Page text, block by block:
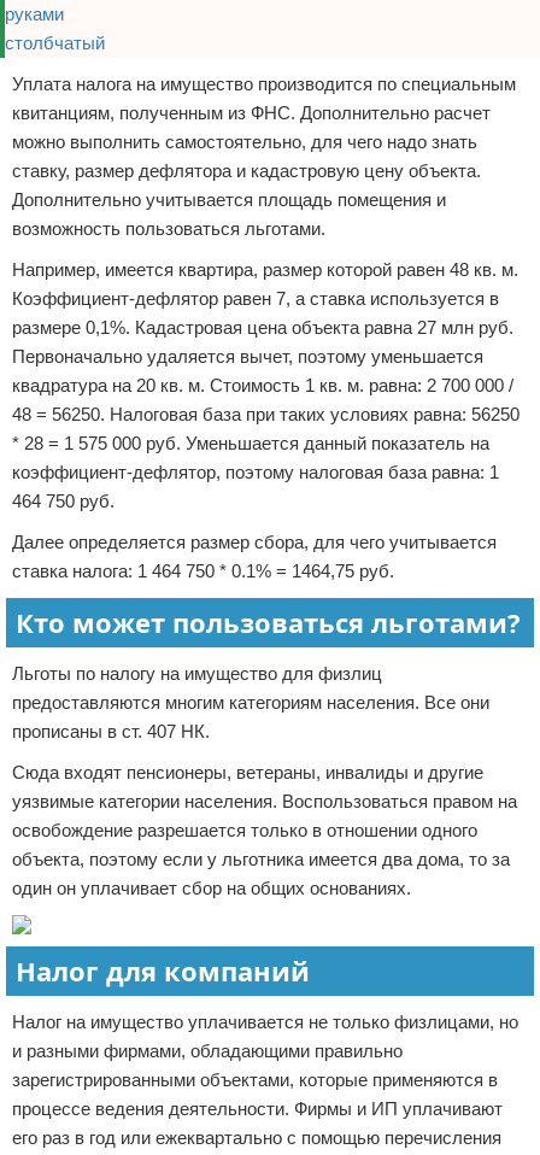
Уплата налога на имущество производится по специальным
квитанциям, полученным из ФНС. Дополнительно расчет
можно выполнить самостоятельно, для чего надо знать
ставку, размер дефлятора и кадастровую цену объекта.
Дополнительно учитывается площадь помещения и
возможность пользоваться льготами.
Например, имеется квартира, размер которой равен 48 кв. м.
Коэффициент-дефлятор равен 7, а ставка используется в
размере 0,1%. Кадастровая цена объекта равна 27 млн руб.
Первоначально удаляется вычет, поэтому уменьшается
квадратура на 20 кв. м. Стоимость 1 кв. м. равна: 2 700 000 /
48 = 56250. Налоговая база при таких условиях равна: 56250
* 28 = 1 575 000 руб. Уменьшается данный показатель на
коэффициент-дефлятор, поэтому налоговая база равна: 1
464 750 руб.
Далее определяется размер сбора, для чего учитывается
ставка налога: 1 464 750 * 0.1% = 1464,75 руб.
Кто может пользоваться льготами?
Льготы по налогу на имущество для физлиц
предоставляются многим категориям населения. Все они
прописаны в ст. 407 НК.
Сюда входят пенсионеры, ветераны, инвалиды и другие
уязвимые категории населения. Воспользоваться правом на
освобождение разрешается только в отношении одного
объекта, поэтому если у льготника имеется два дома, то за
один он уплачивает сбор на общих основаниях.
Налог для компаний
Налог на имущество уплачивается не только физлицами, но
и разными фирмами, обладающими правильно
зарегистрированными объектами, которые применяются в
процессе ведения деятельности. Фирмы и ИП уплачивают
его раз в год или ежеквартально с помощью перечисления